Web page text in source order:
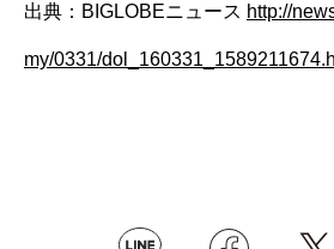
出典：BIGLOBEニュース http://
my/0331/